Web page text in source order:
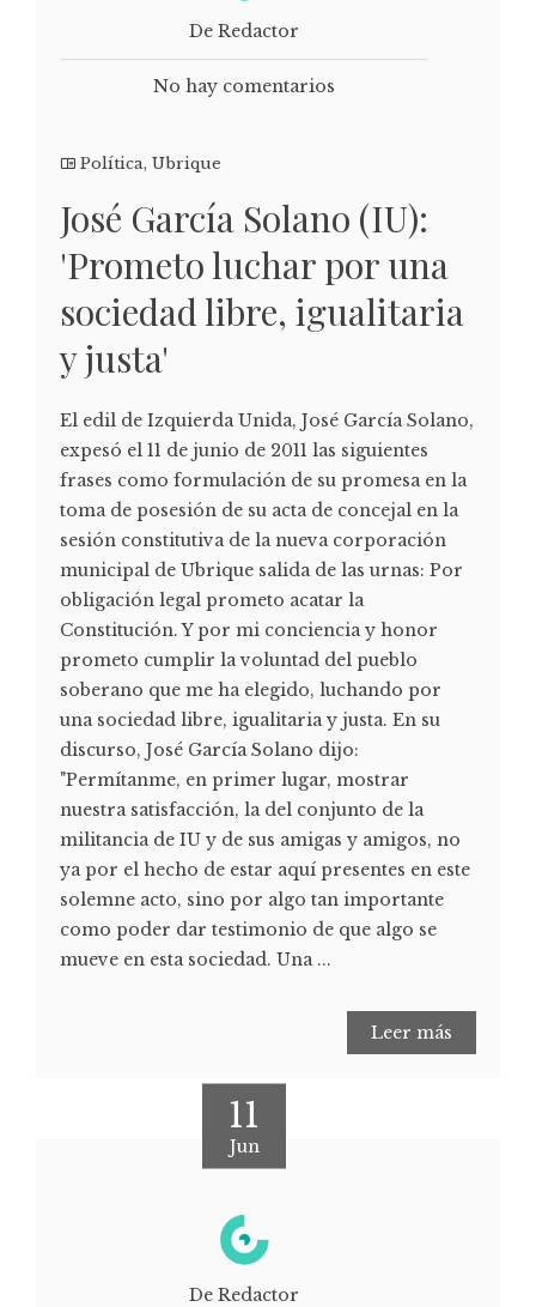
De Redactor
No hay comentarios
Política, Ubrique
José García Solano (IU):
'Prometo luchar por una
sociedad libre, igualitaria
y justa'
El edil de Izquierda Unida, José García Solano,
expesó el 11 de junio de 2011 las siguientes
frases como formulación de su promesa en la
toma de posesión de su acta de concejal en la
sesión constitutiva de la nueva corporación
municipal de Ubrique salida de las urnas: Por
obligación legal prometo acatar la
Constitución. Y por mi conciencia y honor
prometo cumplir la voluntad del pueblo
soberano que me ha elegido, luchando por
una sociedad libre, igualitaria y justa. En su
discurso, José García Solano dijo:
"Permítanme, en primer lugar, mostrar
nuestra satisfacción, la del conjunto de la
militancia de IU y de sus amigas y amigos, no
ya por el hecho de estar aquí presentes en este
solemne acto, sino por algo tan importante
como poder dar testimonio de que algo se
mueve en esta sociedad. Una ...
Leer más
11
Jun
De Redactor